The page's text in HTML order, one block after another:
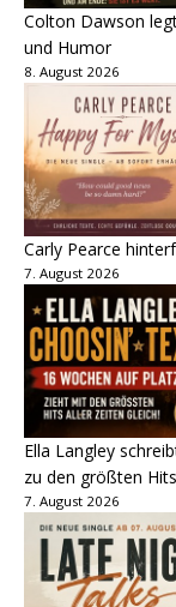
Colton Dawson
und Humor
8. August 2026
Carly Pearce
7. August 2026
Ella Langley
zu den größten
7. August 2026